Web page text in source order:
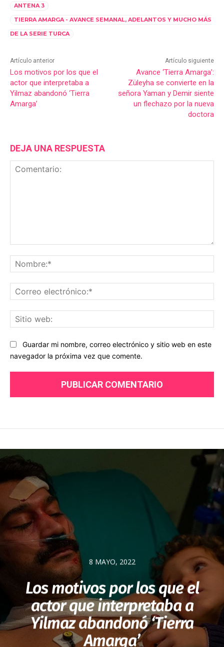
ANTENA 3
TIERRA AMARGA - AVANCE SEMANAL, ADELANTOS Y MUCHO MÁS
DE LA SERIE TURCA
Artículo anterior
Los motivos por los que el
actor que interpretaba a
Yilmaz abandonó ‘Tierra
Amarga’
Artículo siguiente
Avance ‘Tierra Amarga’:
Züleyha se convierte en la
señora Yaman y Demir siente
un flechazo por la nueva
doctora
DEJA UNA RESPUESTA
Guardar mi nombre, correo electrónico y sitio web en este
navegador la próxima vez que comente.